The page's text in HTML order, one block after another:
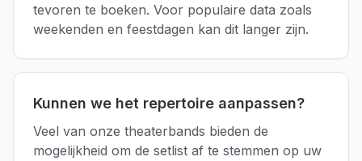
tevoren te boeken. Voor populaire data zoals
weekenden en feestdagen kan dit langer zijn.
Kunnen we het repertoire aanpassen?
Veel van onze theaterbands bieden de
mogelijkheid om de setlist af te stemmen op uw